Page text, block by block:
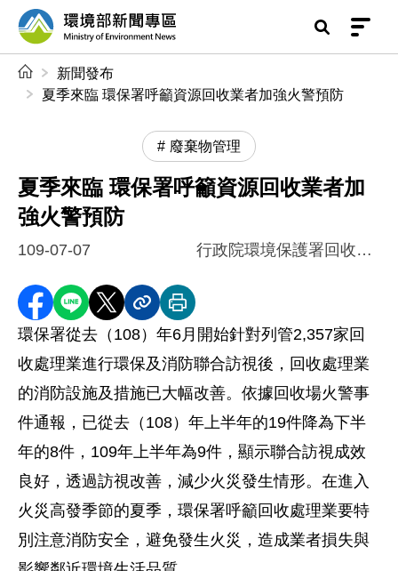
前往中央內容區塊
環境部新聞專區
新聞發布
夏季來臨 環保署呼籲資源回收業者加強火警預防
廢棄物管理
夏季來臨 環保署呼籲資源回收業者加
強火警預防
109-07-07 行政院環境保護署回收基管會
分享至 Facebook
分享到 LINE
分享到 X分享內容連結
列印本頁
環保署從去（ 108）年6月開始針對列管2,357家回
收處理業進行環保及消防聯合訪視後，回收處理業
的消防設施及措施已大幅改善。依據回收場火警事
件通報，已從去（ 108）年上半年的19件降為下半
年的8件， 109年上半年為9件，顯示聯合訪視成效
良好，透過訪視改善，減少火災發生情形。 在進入
火災高發季節的夏季，環保署呼籲回收處理業要特
別注意消防安全，避免發生火災，造成業者損失與